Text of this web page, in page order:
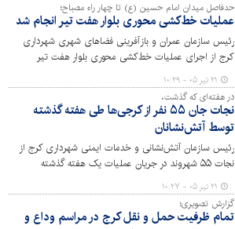
حدفاصل میدان امام حسین (ع) تا چهار راه مصباح؛
عملیات خط‌کشی محوری بلوار هفت تیر انجام شد
رئیس سازمان عمران و بازآفرینی فضاهای شهری شهرداری
کرج از اجرای عملیات خط‌کشی محوری بلوار هفت تیر
هزار متر خط‌کشی ممتد و ۶ هزار متر خط‌کشی منقطع خبر
داد.
۲۱ تیر ۰۵ - ۱۰:۲۹
در هفته‌ای که گذشت،
نجات جان ۵۵ نفر از کرجی‌ها طی هفته گذشته
توسط آتش‌نشانان
رئیس سازمان آتش‌نشانی و خدمات ایمنی شهرداری کرج از
نجات ۵۵ شهروند در جریان عملیات‌ یک هفته گذشته
آتش‌نشانان خبر داد.
۲۱ تیر ۰۵ - ۱۰:۲۷
گزارش تصویری؛
تمام ظرفیت حمل و نقل کرج در مراسم وداع و